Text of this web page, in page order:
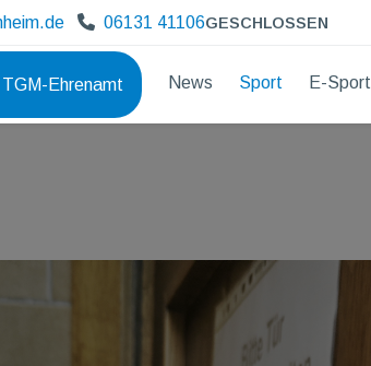
06131 41106GESCHLOSSEN
TGM-Ehrenamt News Sport E-Sport